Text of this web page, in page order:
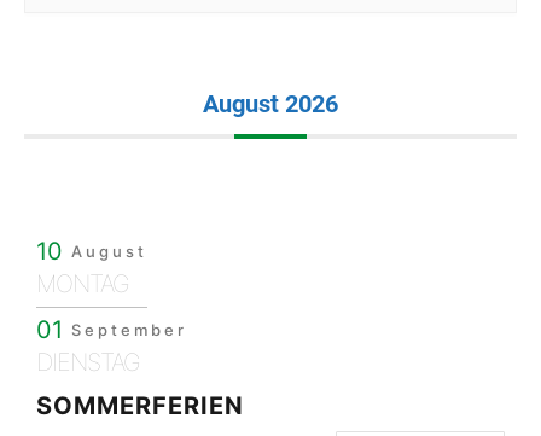
August 2026
10 August
MONTAG
01
September
DIENSTAG
SOMMERFERIEN